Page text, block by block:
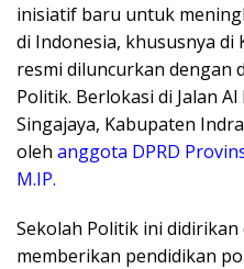
inisiatif baru untuk
di Indonesia, khususnya di
resmi diluncurkan dengan
Politik. Berlokasi di Jalan
Singajaya, Kabupaten
oleh anggota DPRD
M.IP.
Sekolah Politik ini
memberikan pendidikan